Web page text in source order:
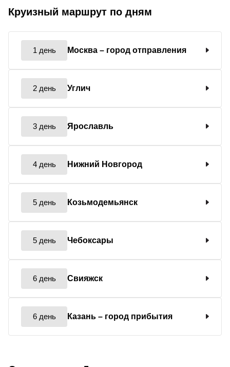
Круизный маршрут по дням
1 день Москва – город отправления
2 день Углич
3 день Ярославль
4 день Нижний Новгород
5 день Козьмодемьянск
5 день Чебоксары
6 день Свияжск
6 день Казань – город прибытия